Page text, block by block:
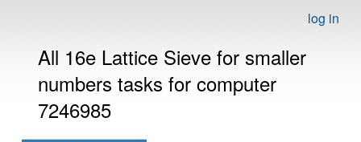
log in
All 16e Lattice Sieve for smaller
numbers tasks for computer
7246985